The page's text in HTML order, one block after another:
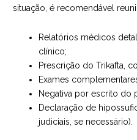
situação, é recomendável
Relatórios médicos
clínico;
Prescrição do Trikafta,
Exames
Negativa por escrito do
Declaração de
judiciais, se necessário).